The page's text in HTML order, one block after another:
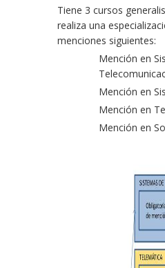
Tiene 3 cursos
realiza una
menciones siguientes:
Mención en
Mención en
Mención en
Mención en